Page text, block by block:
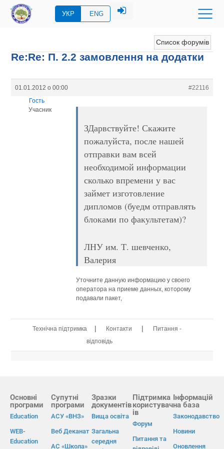
УКР ENG
Список форумів
Re:Re: П. 2.2 замовлення на додатки
01.01.2012 о 00:00
#22116
Гость
Учасник
ЗДарвствуйте! Скажите
пожалуйста, после нашей
отправки вам всей
необходимой информации
сколько впремени у вас
займет изготовление
дипломов (буедм отправлять
блоками по факультетам)?
ЛНУ им. Т. шевченко,
Валерия
Уточните данную информацию у своего
оператора на приеме данных, которому
подавали пакет,
Технічна підтримка | Контакти |
Питання -
відповідь
Основні
програми
Education
WEB-
Education
Супутні
програми
АСУ «ВНЗ»
Веб Деканат
АС «Школа»
Зразки
документів
Вища освіта
Загальна
середня
Підтримка
користувач
ів
Форум
Питання та
Інформацій
на база
Законодавство
Новини
Оновлення